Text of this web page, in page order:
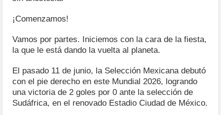
¡Comenzamos!
Vamos por partes. Iniciemos con la cara de la fiesta,
la que le está dando la vuelta al planeta.
El pasado 11 de junio, la Selección Mexicana debutó
con el pie derecho en este Mundial 2026, logrando
una victoria de 2 goles por 0 ante la selección de
Sudáfrica, en el renovado Estadio Ciudad de México.